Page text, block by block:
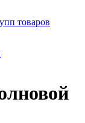
товаров